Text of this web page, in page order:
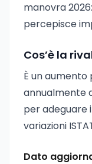
manovra
percepisce
Cos’è la
È un
annualmente
per adeguare
variazioni
Dato